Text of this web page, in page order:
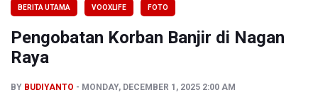
Bank Indonesia Sebut Cadangan Devisa Akhir Juli
Pemerintah Matangkan Rencana Pembaruan Buku Ajar
BERITA UTAMA VOOXLIFE FOTO
Pengobatan Korban Banjir di Nagan
Raya
BY BUDIYANTO MONDAY, DECEMBER 1, 2025 2:00 AM